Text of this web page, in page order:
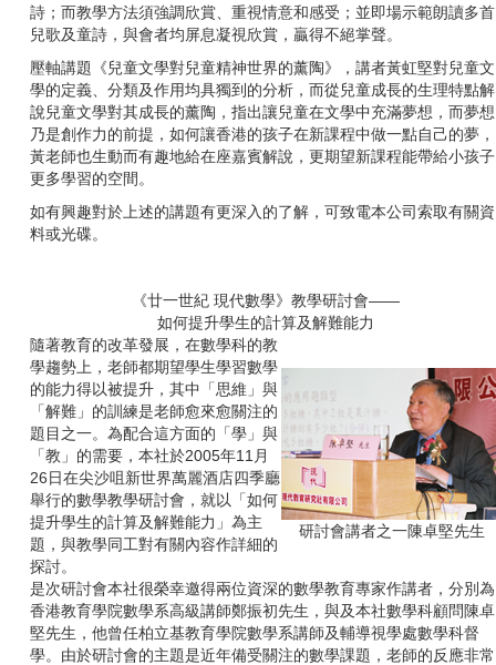
詩；而教學方法須強調欣賞、重視情意和感受；並即場示範朗讀多首
兒歌及童詩，與會者均屏息凝視欣賞，贏得不絕掌聲。
壓軸講題《兒童文學對兒童精神世界的薰陶》，講者黃虹堅對兒童文
學的定義、分類及作用均具獨到的分析，而從兒童成長的生理特點解
說兒童文學對其成長的薰陶，指出讓兒童在文學中充滿夢想，而夢想
乃是創作力的前提，如何讓香港的孩子在新課程中做一點自己的夢，
黃老師也生動而有趣地給在座嘉賓解說，更期望新課程能帶給小孩子
更多學習的空間。
如有興趣對於上述的講題有更深入的了解，可致電本公司索取有關資
料或光碟。
《廿一世紀 現代數學》教學研討會——
如何提升學生的計算及解難能力
隨著教育的改革發展，在數學科的教
學趨勢上，老師都期望學生學習數學
的能力得以被提升，其中「思維」與
「解難」的訓練是老師愈來愈關注的
題目之一。為配合這方面的「學」與
「教」的需要，本社於2005年11 月
26日在尖沙咀新世界萬麗酒店四季廳
舉行的數學教學研討會，就以「如何
提升學生的計算及解難能力」為主
題，與教學同工對有關內容作詳細的
探討。
研討會講者之一陳卓堅先生
是次研討會本社很榮幸邀得兩位資深的數學教育專家作講者，分別為
香港教育學院數學系高級講師鄭振初先生，與及本社數學科顧問陳卓
堅先生，他曾任柏立基教育學院數學系講師及輔導視學處數學科督
學。由於研討會的主題是近年備受關注的數學課題，老師的反應非常